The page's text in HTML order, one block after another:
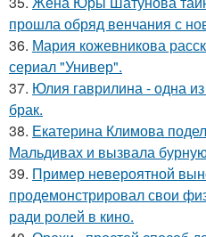
прошла обряд венчания с
36. Мария кожевникова
сериал "Универ".
37. Юлия гаврилина - одна
брак.
38. Екатерина Климова
Мальдивах и вызвала
39. Пример невероятной
продемонстрировал свои
ради ролей в кино.